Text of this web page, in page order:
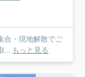
合・現地解散でご
... もっと見る